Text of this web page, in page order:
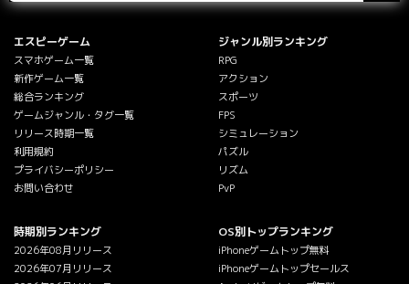
エスピーゲーム
スマホゲーム一覧
新作ゲーム一覧
総合ランキング
ゲームジャンル・タグ一覧
リリース時期一覧
利用規約
プライバシーポリシー
お問い合わせ
ジャンル別ランキング
RPG
アクション
スポーツ
FPS
シミュレーション
パズル
リズム
PvP
時期別ランキング
2026年08月リリース
2026年07月リリース
OS別トップランキング
iPhoneゲームトップ無料
iPhoneゲームトップセールス